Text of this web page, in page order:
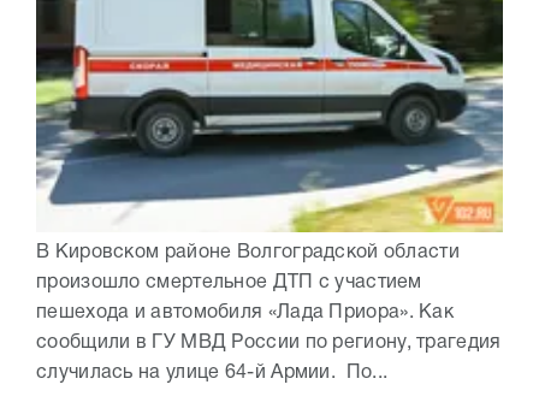
В Кировском районе Волгоградской области
произошло смертельное ДТП с участием
пешехода и автомобиля «Лада Приора». Как
сообщили в ГУ МВД России по региону, трагедия
случилась на улице 64-й Армии. По...